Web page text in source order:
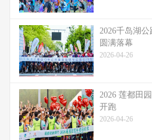
2026千岛湖
圆满落幕
2026-04-26
2026 莲都田
开跑
2026-04-26